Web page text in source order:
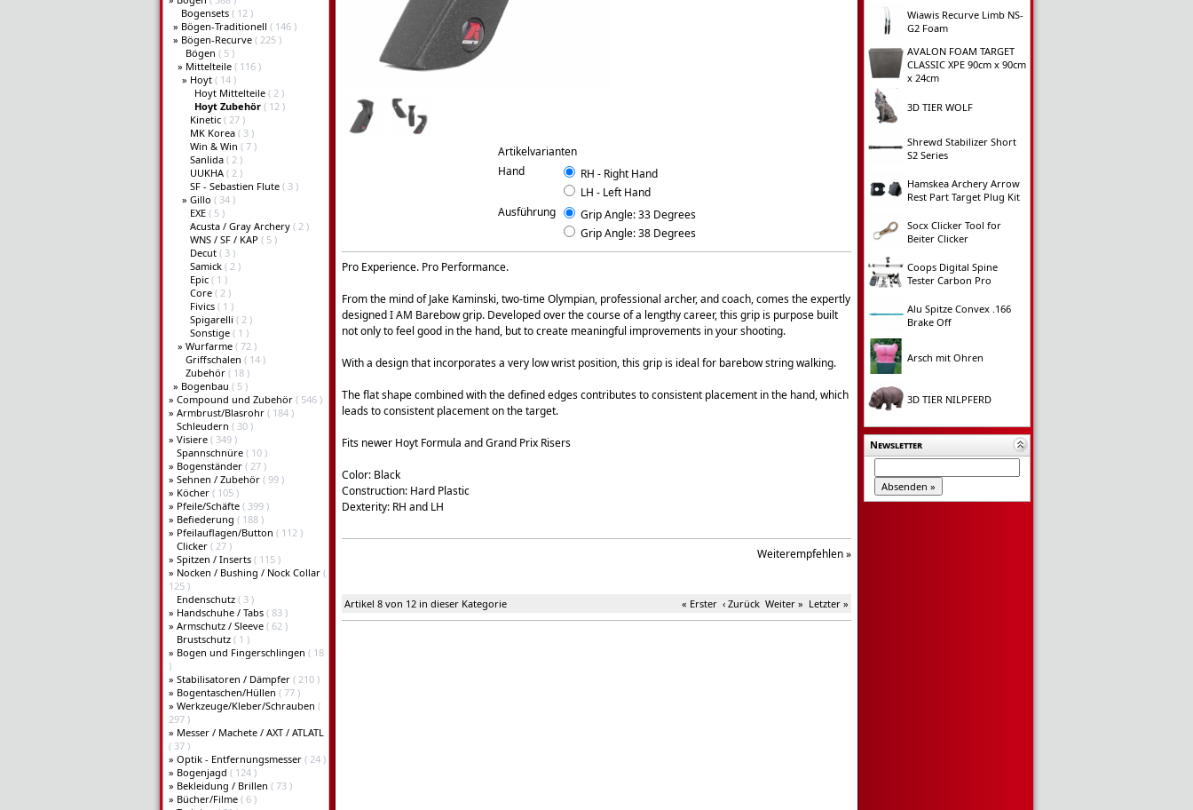
Bogensets ( 12 )
» Bögen-Traditionell ( 146 )
» Bögen-Recurve ( 225 )
Bögen ( 5 )
» Mittelteile ( 116 )
» Hoyt ( 14 )
Hoyt Mittelteile ( 2 )
Hoyt Zubehör ( 12 )
Kinetic ( 27 )
MK Korea ( 3 )
Win & Win ( 7 )
Sanlida ( 2 )
UUKHA ( 2 )
SF - Sebastien Flute ( 3 )
» Gillo ( 34 )
EXE ( 5 )
Acusta / Gray Archery ( 2 )
WNS / SF / KAP ( 5 )
Decut ( 3 )
Samick ( 2 )
Epic ( 1 )
Core ( 2 )
Fivics ( 1 )
Spigarelli ( 2 )
Sonstige ( 1 )
» Wurfarme ( 72 )
Griffschalen ( 14 )
Zubehör ( 18 )
» Bogenbau ( 5 )
» Compound und Zubehör ( 546 )
» Armbrust/Blasrohr ( 184 )
Schleudern ( 30 )
» Visiere ( 349 )
Spannschnüre ( 10 )
» Bogenständer ( 27 )
» Sehnen / Zubehör ( 99 )
» Köcher ( 105 )
» Pfeile/Schäfte ( 399 )
» Befiederung ( 188 )
» Pfeilauflagen/Button ( 112 )
Clicker ( 27 )
» Spitzen / Inserts ( 115 )
» Nocken / Bushing / Nock Collar (
125 )
Endenschutz ( 3 )
» Handschuhe / Tabs ( 83 )
» Armschutz / Sleeve ( 62 )
Brustschutz ( 1 )
» Bogen und Fingerschlingen ( 18
)
» Stabilisatoren / Dämpfer ( 210 )
» Bogentaschen/Hüllen ( 77 )
» Werkzeuge/Kleber/Schrauben (
297 )
» Messer / Machete / AXT / ATLATL
( 37 )
» Optik - Entfernungsmesser ( 24 )
» Bogenjagd ( 124 )
» Bekleidung / Brillen ( 73 )
» Bücher/Filme ( 6 )
Artikelvarianten
Hand
RH - Right Hand
LH - Left Hand
Ausführung
Grip Angle: 33 Degrees
Grip Angle: 38 Degrees
Pro Experience. Pro Performance.
From the mind of Jake Kaminski, two-time Olympian, professional archer, and coach, comes the expertly
designed I AM Barebow grip. Developed over the course of a lengthy career, this grip is purpose built
not only to feel good in the hand, but to create meaningful improvements in your shooting.
With a design that incorporates a very low wrist position, this grip is ideal for barebow string walking.
The flat shape combined with the defined edges contributes to consistent placement in the hand, which
leads to consistent placement on the target.
Fits newer Hoyt Formula and Grand Prix Risers
Color: Black
Construction: Hard Plastic
Dexterity: RH and LH
Weiterempfehlen »
Artikel 8 von 12 in dieser Kategorie « Erster ‹ Zurück Weiter » Letzter »
Wiawis Recurve Limb NS-
G2 Foam
AVALON FOAM TARGET
CLASSIC XPE 90cm x 90cm
x 24cm
3D TIER WOLF
Shrewd Stabilizer Short
S2 Series
Hamskea Archery Arrow
Rest Part Target Plug Kit
Socx Clicker Tool for
Beiter Clicker
Coops Digital Spine
Tester Carbon Pro
Alu Spitze Convex .166
Brake Off
Arsch mit Ohren
3D TIER NILPFERD
Newsletter